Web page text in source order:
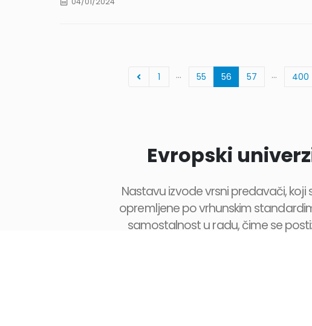
1 … 55 56 57 … 400
Evropski
Nastavu izvode vrsni predavači, koji
opremljene po vrhunskim
samostalnost u radu, čime se